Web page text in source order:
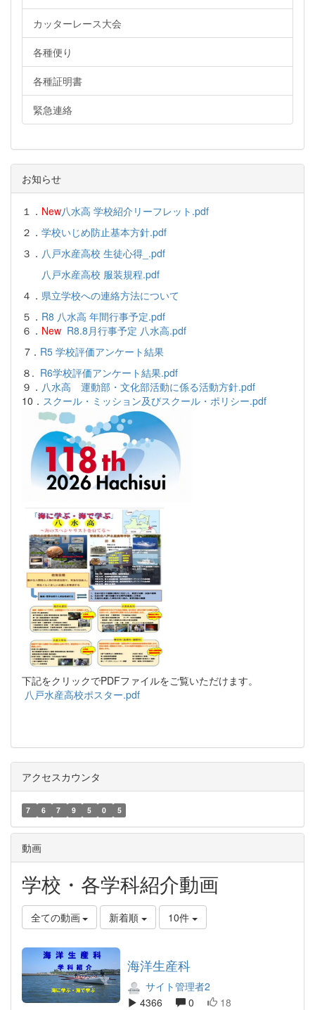
カッターレース大会
各種便り
各種証明書
緊急連絡
お知らせ
１． New八水高 学校紹介リーフレット.pdf
２． 学校いじめ防止基本方針.pdf
３． 八戸水産高校 生徒心得_.pdf
八戸水産高校 服装規程.pdf
４． 県立学校への連絡方法について
５． R8 八水高 年間行事予定.pdf
６． New R8.8月行事予定 八水高.pdf
7． R5 学校評価アンケート結果
８. R6学校評価アンケート結果.pdf
９． 八水高 運動部・文化部活動に係る活動方針.pdf
10． スクール・ミッション及びスクール・ポリシー.pdf
下記をクリックでPDFファイルをご覧いただけます。
八戸水産高校ポスター.pdf
アクセスカウンタ
7 6 7 9 5 0 5
動画
学校・各学科紹介動画
全ての動画 新着順 10件
海洋生産科
サイト管理者2
4366
0 18